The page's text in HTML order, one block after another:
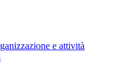
e attività